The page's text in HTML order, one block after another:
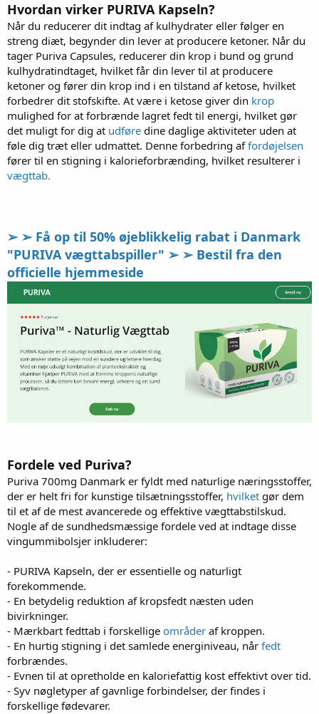
Hvordan virker PURIVA Kapseln?
Når du reducerer dit indtag af kulhydrater eller følger en
streng diæt, begynder din lever at producere ketoner. Når du
tager Puriva Capsules, reducerer din krop i bund og grund
kulhydratindtaget, hvilket får din lever til at producere
ketoner og fører din krop ind i en tilstand af ketose, hvilket
forbedrer dit stofskifte. At være i ketose giver din krop
mulighed for at forbrænde lagret fedt til energi, hvilket gør
det muligt for dig at udføre dine daglige aktiviteter uden at
føle dig træt eller udmattet. Denne forbedring affordøjelsen
fører til en stigning i kalorieforbrænding, hvilket resulterer i
vægttab.
➢ ➢ Få op til 50% øjeblikkelig rabat i Danmark
"PURIVA vægttabspiller" ➢ ➢ Bestil fra den
officielle hjemmeside
Fordele ved Puriva?
Puriva 700mg Danmark er fyldt med naturlige næringsstoffer,
der er helt fri for kunstige tilsætningsstoffer, hvilket gør dem
til et af de mest avancerede og effektive vægttabstilskud.
Nogle af de sundhedsmæssige fordele ved at indtage disse
vingummibolsjer inkluderer:
- PURIVA Kapseln, der er essentielle og naturligt
forekommende.
- En betydelig reduktion af kropsfedt næsten uden
bivirkninger.
- Mærkbart fedttab i forskellige områder af kroppen.
- En hurtig stigning i det samlede energiniveau, når fedt
forbrændes.
- Evnen til at opretholde en kaloriefattig kost effektivt over tid.
- Syv nøgletyper af gavnlige forbindelser, der findes i
forskellige fødevarer.